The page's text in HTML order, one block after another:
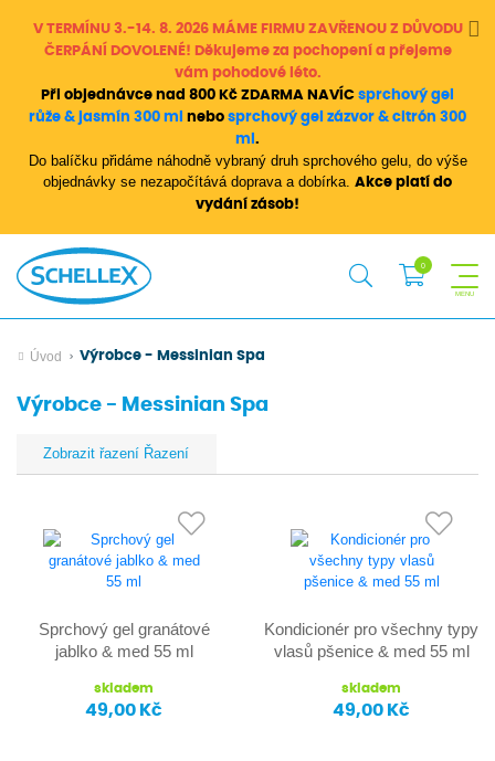
V TERMÍNU 3.-14. 8. 2026 MÁME FIRMU ZAVŘENOU Z DŮVODU
ČERPÁNÍ DOVOLENÉ! Děkujeme za pochopení a přejeme
vám pohodové léto.
Při objednávce nad 800 Kč ZDARMA NAVÍC sprchový gel
růže & jasmín 300 ml
nebo sprchový gel zázvor & citrón 300
ml .
Do balíčku přidáme náhodně vybraný druh sprchového gelu, do výše
objednávky se nezapočítává doprava a dobírka. Akce platí do
vydání zásob!
Úvod Výrobce - Messinian Spa
Výrobce - Messinian Spa
Řazení
Sprchový gel granátové
jablko & med 55 ml
skladem
49,00 Kč
Kondicionér pro všechny typy
vlasů pšenice & med 55 ml
skladem
49,00 Kč